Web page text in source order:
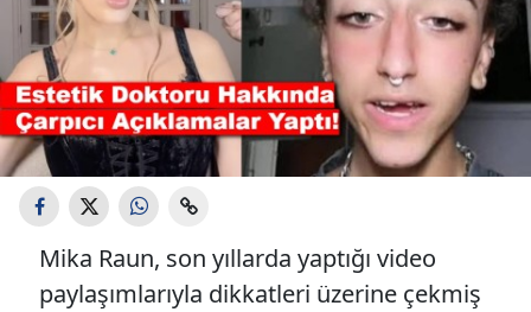
Mika Raun, son yıllarda yaptığı video
paylaşımlarıyla dikkatleri üzerine çekmiş